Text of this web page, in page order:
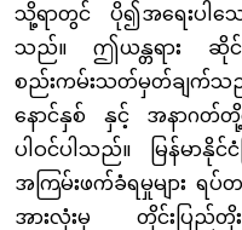
သို့ရာတွင် ပို၍အရေးပါသေ
သည်။ ဤယန္တရား ဆို
စည်းကမ်းသတ်မှတ်ချက်
နောင်နှစ် နှင့် အနာဂတ်တို့
ပါဝင်ပါသည်။ မြန်မာနိုင်ငံ
အကြမ်းဖက်ခံရမှုများ ရ
အားလုံးမှ တိုင်းပြည်